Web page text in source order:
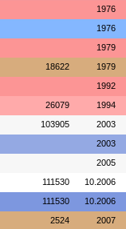
1976
1976
1979
18622 1979
1992
26079 1994
103905 2003
2003
2005
111530 10.2006
111530 10.2006
2524 2007